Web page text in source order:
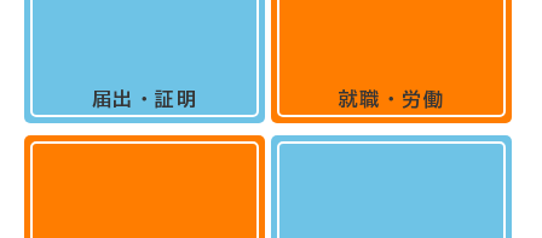
届出・証明 就職・労働